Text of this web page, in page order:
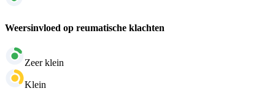
Weersinvloed op reumatische klachten
Zeer klein
Klein